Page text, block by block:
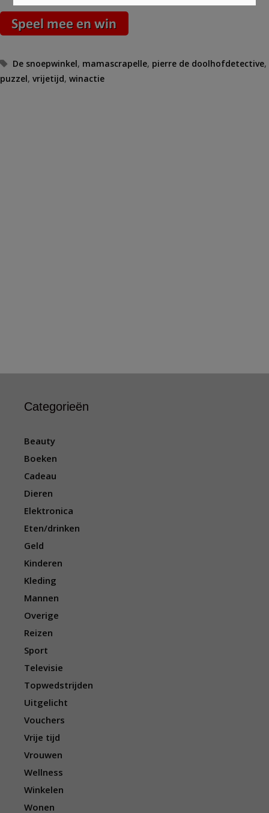
Tags
De snoepwinkel, mamascrapelle, pierre de doolhofdetective,
puzzel, vrijetijd, winactie
Categorieën
Beauty
Boeken
Cadeau
Dieren
Elektronica
Eten/drinken
Geld
Kinderen
Kleding
Mannen
Overige
Reizen
Sport
Televisie
Topwedstrijden
Uitgelicht
Vouchers
Vrije tijd
Vrouwen
Wellness
Winkelen
Wonen